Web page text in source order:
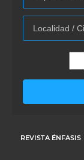
REVISTA ÉNFASIS